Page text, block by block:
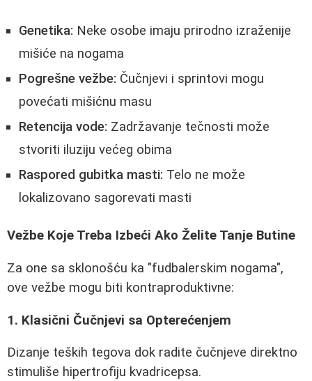
Genetika: Neke osobe imaju prirodno izraženije
mišiće na nogama
Pogrešne vežbe: Čučnjevi i sprintovi mogu
povećati mišićnu masu
Retencija vode: Zadržavanje tečnosti može
stvoriti iluziju većeg obima
Raspored gubitka masti: Telo ne može
lokalizovano sagorevati masti
Vežbe Koje Treba Izbeći Ako Želite Tanje Butine
Za one sa sklonošću ka "fudbalerskim nogama",
ove vežbe mogu biti kontraproduktivne:
1. Klasični Čučnjevi sa Opterećenjem
Dizanje teških tegova dok radite čučnjeve direktno
stimuliše hipertrofiju kvadricepsa.